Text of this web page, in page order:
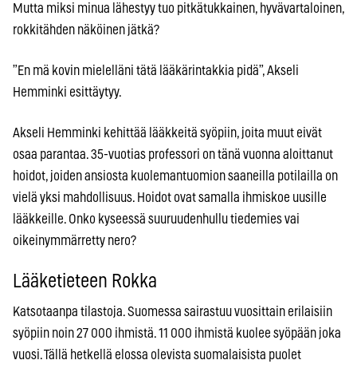
Mutta miksi minua lähestyy tuo pitkätukkainen, hyvävartaloinen,
rokkitähden näköinen jätkä?
”En mä kovin mielelläni tätä lääkärintakkia pidä”, Akseli
Hemminki esittäytyy.
Akseli Hemminki kehittää lääkkeitä syöpiin, joita muut eivät
osaa parantaa. 35-vuotias professori on tänä vuonna aloittanut
hoidot, joiden ansiosta kuolemantuomion saaneilla potilailla on
vielä yksi mahdollisuus. Hoidot ovat samalla ihmiskoe uusille
lääkkeille. Onko kyseessä suuruudenhullu tiedemies vai
oikeinymmärretty nero?
Lääketieteen Rokka
Katsotaanpa tilastoja. Suomessa sairastuu vuosittain erilaisiin
syöpiin noin 27 000 ihmistä. 11 000 ihmistä kuolee syöpään joka
vuosi. Tällä hetkellä elossa olevista suomalaisista puolet